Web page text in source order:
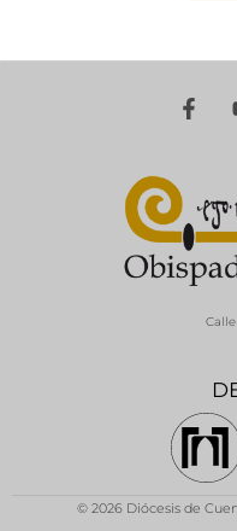
© 2026 Diócesis de